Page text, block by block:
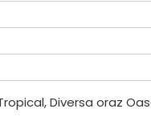
Diversa oraz